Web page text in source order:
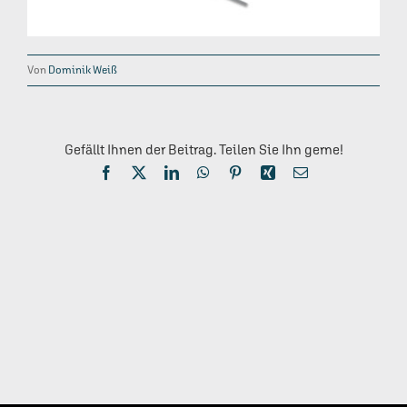
Von Dominik Weiß
Gefällt Ihnen der Beitrag. Teilen Sie Ihn gerne!
Facebook LinkedInWhatsApp
PinterestXing E-